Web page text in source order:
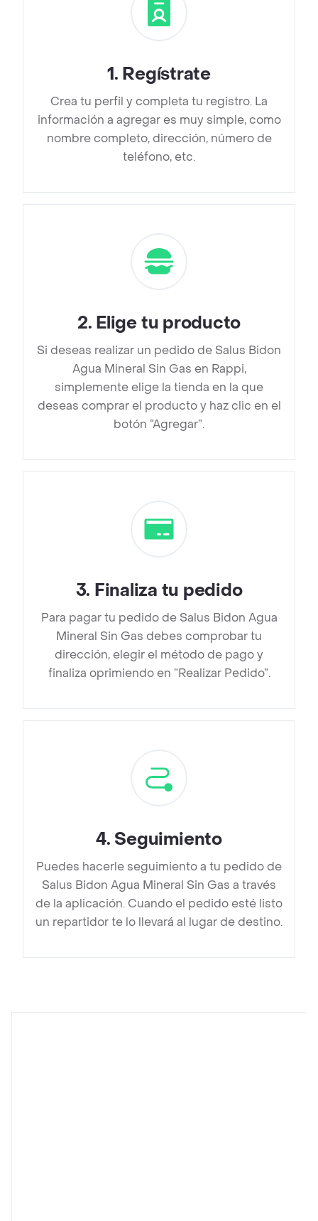
1. Regístrate
Crea tu perfil y completa tu registro. La
información a agregar es muy simple, como
nombre completo, dirección, número de
teléfono, etc.
2. Elige tu producto
Si deseas realizar un pedido de Salus Bidon
Agua Mineral Sin Gas en Rappi,
simplemente elige la tienda en la que
deseas comprar el producto y haz clic en el
botón “Agregar”.
3. Finaliza tu pedido
Para pagar tu pedido de Salus Bidon Agua
Mineral Sin Gas debes comprobar tu
dirección, elegir el método de pago y
finaliza oprimiendo en “Realizar Pedido”.
4. Seguimiento
Puedes hacerle seguimiento a tu pedido de
Salus Bidon Agua Mineral Sin Gas a través
de la aplicación. Cuando el pedido esté listo
un repartidor te lo llevará al lugar de destino.